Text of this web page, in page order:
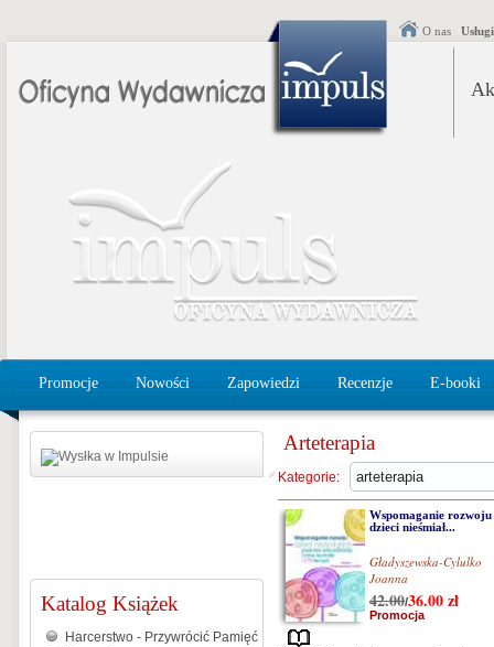
O nas
Promocje Nowości Zapowiedzi Recenzje E-booki
Katalog Książek
Harcerstwo - Przywrócić Pamięć
Arteterapia
Kategorie:
Wspomaganie rozwoju
dzieci nieśmiał...
Gładyszewska-Cylulko
Joanna
42.00/36.00zł
Promocja